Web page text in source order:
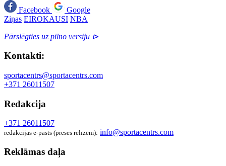
Facebook
Google
Ziņas EIROKAUSI NBA
Pārslēgties uz pilno versiju ⊳
Kontakti:
sportacentrs@sportacentrs.com
+371 26011507
Redakcija
+371 26011507
redakcijas e-pasts (preses relīzēm): info@sportacentrs.com
Reklāmas daļa